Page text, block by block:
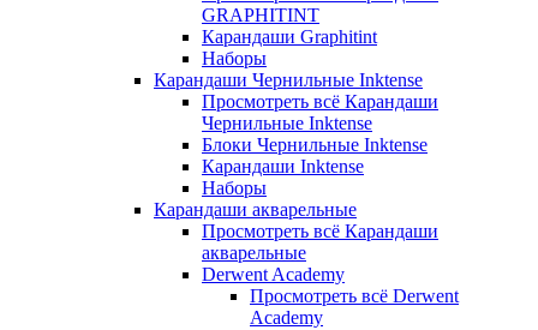
GRAPHITINT
Карандаши Graphitint
Наборы
Карандаши Чернильные Inktense
Просмотреть всё Карандаши
Чернильные Inktense
Блоки Чернильные Inktense
Карандаши Inktense
Наборы
Карандаши акварельные
Просмотреть всё Карандаши
акварельные
Derwent Academy
Просмотреть всё Derwent
Academy